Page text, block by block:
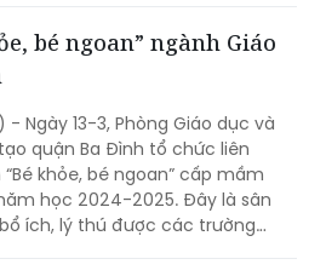
Đường, tỉnh Lai Châu.
- Ngày 13-3, Phòng Giáo dục và
quận Ba Đình tổ chức liên
khỏe, bé ngoan” cấp mầm
học 2024-2025. Đây là sân
ích, lý thú được các trường
non rất mong đợi với mong
học hỏi, chia sẻ kinh nghiệm
cao chất lượng chăm sóc, nuôi
lượng cung cấp dịch